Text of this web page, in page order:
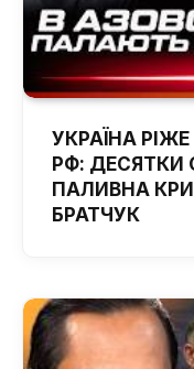
УКРАЇНА
РФ:
ПАЛИВНА
БРАТЧУК